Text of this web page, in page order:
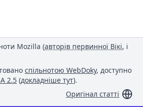
Mozilla (авторів первинної Вікі, і
спільнотою WebDoky, доступно
2.5 (докладніше тут).
Оригінал статті